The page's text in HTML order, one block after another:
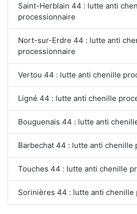
Saint-Herblain 44 : lutte anti
processionnaire
Nort-sur-Erdre 44 : lutte anti
processionnaire
Vertou 44 : lutte anti chenille
Ligné 44 : lutte anti chenille
Bouguenais 44 : lutte anti
Barbechat 44 : lutte anti chenille
Touches 44 : lutte anti chenille
Sorinières 44 : lutte anti chenille